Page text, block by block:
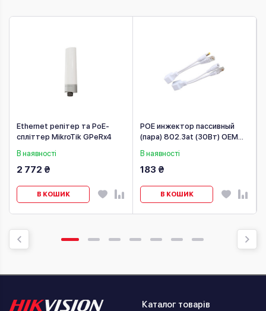
Ethernet репітер та PoE-
спліттер MikroTik GPeRx4
В наявності
2 772 ₴
В КОШИК
POE инжектор пассивный
(пара) 802.3at (30Вт) OEM
В наявності
183 ₴
В КОШИК
Каталог товарів